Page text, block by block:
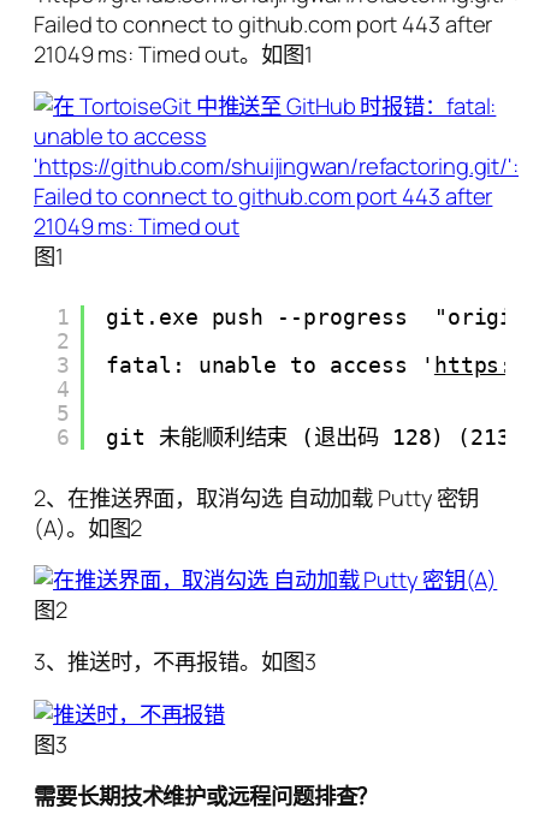
Failed to connect to github.com port 443 after
21049 ms: Timed out。如图1
图1
1
2
3
4
5
6
git.exe push --progress  "origin"
fatal: unable to access ' https://
git 未能顺利结束 (退出码 128)
2、在推送界面，取消勾选 自动加载 Putty 密钥
(A)。如图2
图2
3、推送时，不再报错。如图3
图3
需要长期技术维护或远程问题排查？